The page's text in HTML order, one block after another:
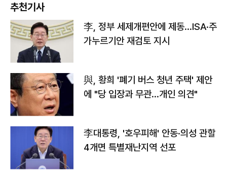
추천기사
李, 정부 세제개편안에 제동…ISA·주
가누르기안 재검토 지시
與, 황희 '폐기 버스 청년 주택' 제안
에 "당 입장과 무관…개인 의견"
李대통령, '호우피해' 안동·의성 관할
4개면 특별재난지역 선포